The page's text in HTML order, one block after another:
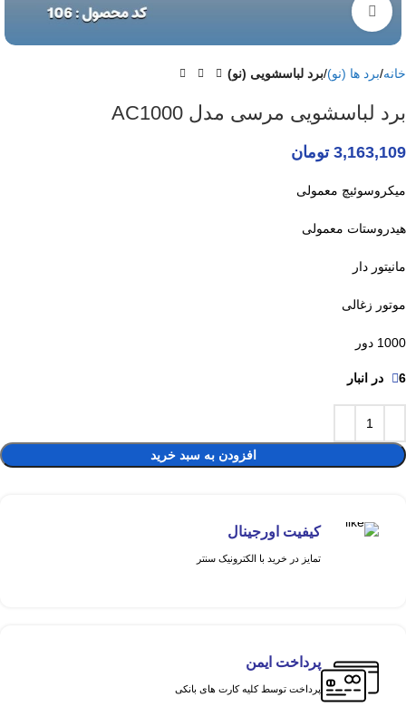
برای بزرگنمایی کلیک کنید
خانه برد ها (نو) برد لباسشویی (نو)
برد لباسشویی مرسی مدل AC1000
3,163,109 تومان
میکروسوئیچ معمولی
هیدروستات معمولی
مانیتور دار
موتور زغالی
1000 دور
6 در انبار
افزودن به سبد خرید
کیفیت اورجینال
تمایز در خرید با الکترونیک سنتر
پرداخت ایمن
پرداخت توسط کلیه کارت های بانکی